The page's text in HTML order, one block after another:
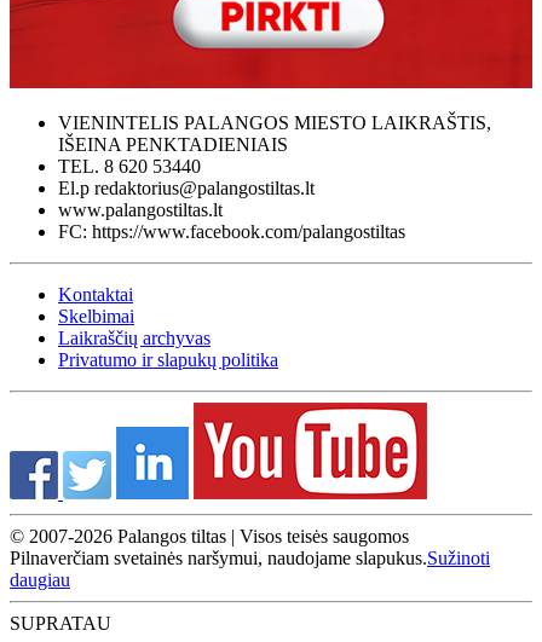
VIENINTELIS PALANGOS MIESTO LAIKRAŠTIS,
IŠEINA PENKTADIENIAIS
TEL. 8 620 53440
El.p redaktorius@palangostiltas.lt
www.palangostiltas.lt
FC: https://www.facebook.com/palangostiltas
Kontaktai
Skelbimai
Laikraščių archyvas
Privatumo ir slapukų politika
© 2007-2026 Palangos tiltas | Visos teisės saugomos
Pilnaverčiam svetainės naršymui, naudojame slapukus.Sužinoti
daugiau
SUPRATAU